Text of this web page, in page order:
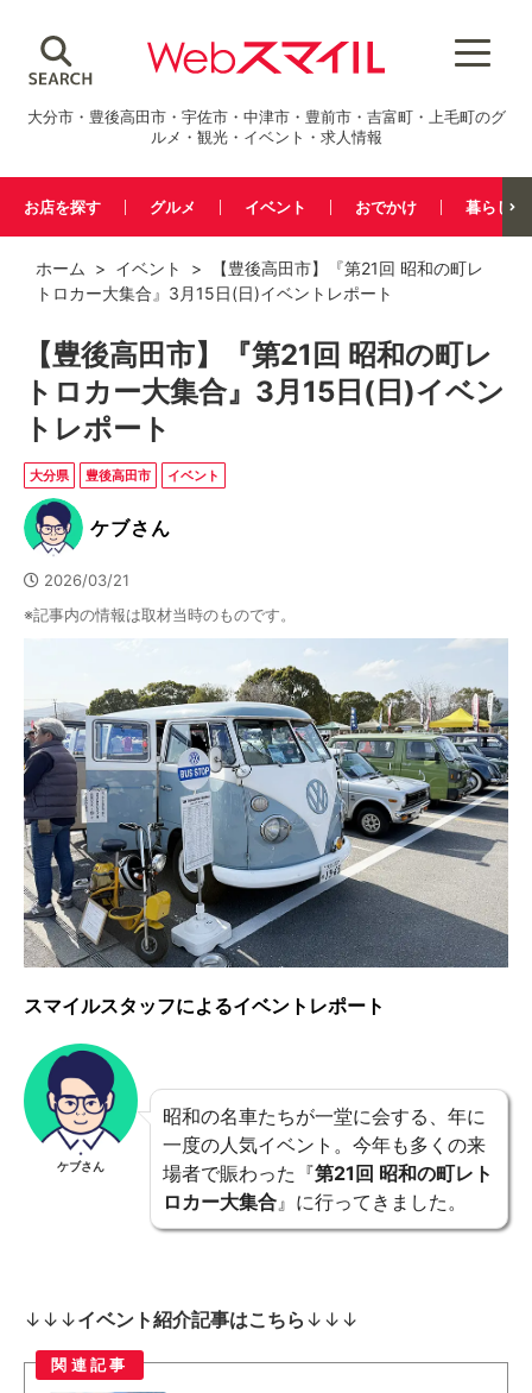
大分市・豊後高田市・宇佐市・中津市・豊前市・吉富町・上毛町のグ
ルメ・観光・イベント・求人情報
お店を探す グルメ イベント おでかけ 暮らし
ホーム > イベント
> 【豊後高田市】『第21回 昭和の町レ
トロカー大集合』3月15日(日)イベントレポート
【豊後高田市】『第21回 昭和の町レ
トロカー大集合』3月15日(日)イベン
トレポート
大分県 豊後高田市 イベント
ケブさん
2026/03/21
※記事内の情報は取材当時のものです。
スマイルスタッフによるイベントレポート
ケブさん
昭和の名車たちが一堂に会する、年に
一度の人気イベント。今年も多くの来
場者で賑わった『第21回 昭和の町レト
ロカー大集合 』に行ってきました。
↓↓↓イベント紹介記事はこちら ↓↓↓
関連記事